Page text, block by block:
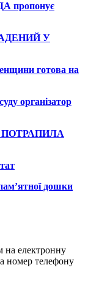
пропонує
У
готова на
організатор
ПОТРАПИЛА
дошки
на електронну
номер телефону